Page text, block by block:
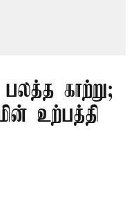
காற்று;
உற்பத்தி